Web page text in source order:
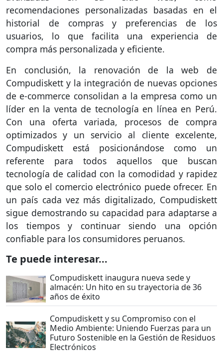
recomendaciones personalizadas basadas en el
historial de compras y preferencias de los
usuarios, lo que facilita una experiencia de
compra más personalizada y eficiente.
En conclusión, la renovación de la web de
Compudiskett y la integración de nuevas opciones
de e-commerce consolidan a la empresa como un
líder en la venta de tecnología en línea en Perú.
Con una oferta variada, procesos de compra
optimizados y un servicio al cliente excelente,
Compudiskett está posicionándose como un
referente para todos aquellos que buscan
tecnología de calidad con la comodidad y rapidez
que solo el comercio electrónico puede ofrecer. En
un país cada vez más digitalizado, Compudiskett
sigue demostrando su capacidad para adaptarse a
los tiempos y continuar siendo una opción
confiable para los consumidores peruanos.
Te puede interesar...
Compudiskett inaugura nueva sede y
almacén: Un hito en su trayectoria de 36
años de éxito
Compudiskett y su Compromiso con el
Medio Ambiente: Uniendo Fuerzas para un
Futuro Sostenible en la Gestión de Residuos
Electrónicos